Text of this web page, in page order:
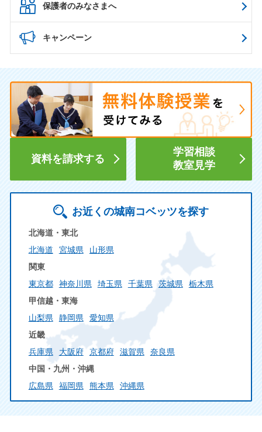
保護者のみなさまへ
キャンペーン
資料を請求する
学習相談
教室見学
お近くの城南コベッツを探す
北海道・東北
北海道
宮城県
山形県
関東
東京都
神奈川県 埼玉県 千葉県 茨城県
栃木県
甲信越・東海
山梨県
静岡県
愛知県
近畿
兵庫県
大阪府 京都府 滋賀県
奈良県
中国・九州・沖縄
広島県
福岡県 熊本県 沖縄県